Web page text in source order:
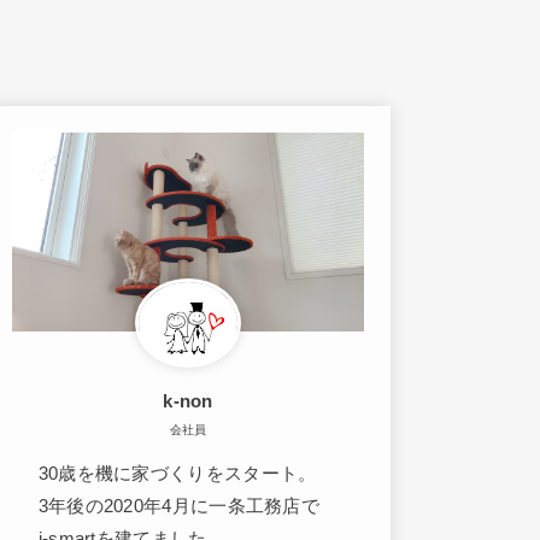
k-non
会社員
30歳を機に家づくりをスタート。
3年後の2020年4月に一条工務店で